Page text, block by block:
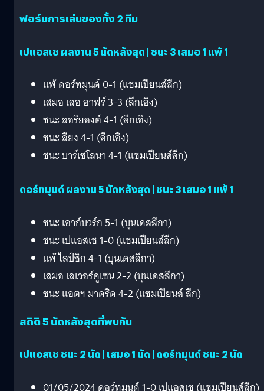
ฟอร์มการเล่นของทั้ง 2 ทีม
เปแอสเช ผลงาน 5 นัดหลังสุด | ชนะ 3 เสมอ 1 แพ้ 1
แพ้ ดอร์ทมุนด์ 0-1 (แชมเปียนส์ลีก)
เสมอ เลอ อาฟร์ 3-3 (ลีกเอิง)
ชนะ ลอริยองต์ 4-1 (ลีกเอิง)
ชนะ ลียง 4-1 (ลีกเอิง)
ชนะ บาร์เซโลนา 4-1 (แชมเปียนส์ลีก)
ดอร์ทมุนด์ ผลงาน 5 นัดหลังสุด | ชนะ 3 เสมอ 1 แพ้ 1
ชนะ เอาก์บวร์ก 5-1 (บุนเดสลีกา)
ชนะ เปแอสเช 1-0 (แชมเปียนส์ลีก)
แพ้ ไลป์ซิก 4-1 (บุนเดสลีกา)
เสมอ เลเวอร์คูเซน 2-2 (บุนเดสลีกา)
ชนะ แอตฯ มาดริด 4-2 (แชมเปียนส์ ลีก)
สถิติ 5 นัดหลังสุดที่พบกัน
เปแอสเช ชนะ 2 นัด | เสมอ 1 นัด | ดอร์ทมุนด์ ชนะ 2 นัด